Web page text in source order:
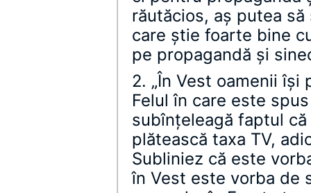
răutăcios, aş putea să
care ştie foarte bine
pe propagandă şi
2. „În Vest oamenii îşi
Felul în care este
subînţeleagă faptul
plătească taxa TV,
Subliniez că este
în Vest este vorba de